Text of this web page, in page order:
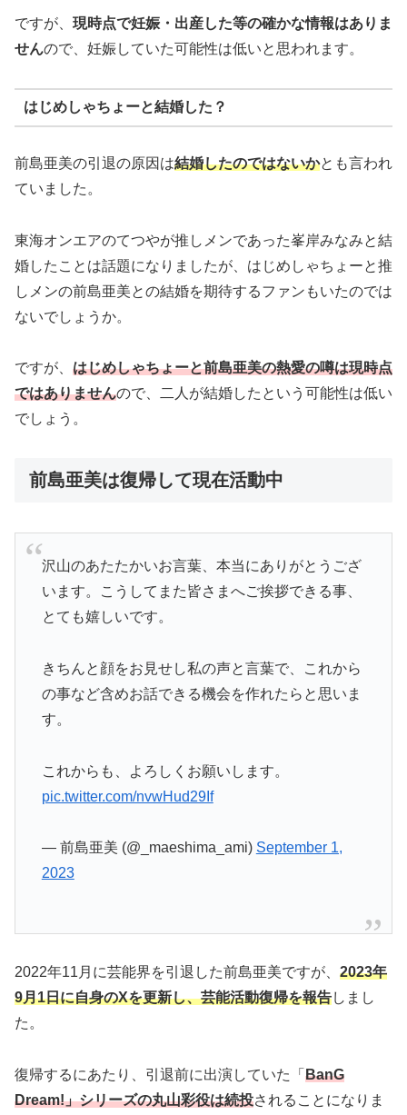
ですが、 現時点で妊娠・出産した等の確かな情報はありま
せんので、妊娠していた可能性は低いと思われます。
はじめしゃちょーと結婚した？
前島亜美の引退の原因は結婚したのではないかとも言われ
ていました。
東海オンエアのてつやが推しメンであった峯岸みなみと結
婚したことは話題になりましたが、はじめしゃちょーと推
しメンの前島亜美との結婚を期待するファンもいたのでは
ないでしょうか。
ですが、 はじめしゃちょーと前島亜美の熱愛の噂は現時点
ではありませんので、二人が結婚したという可能性は低い
でしょう。
前島亜美は復帰して現在活動中
沢山のあたたかいお言葉、本当にありがとうござ
います。こうしてまた皆さまへご挨拶できる事、
とても嬉しいです。
きちんと顔をお見せし私の声と言葉で、これから
の事など含めお話できる機会を作れたらと思いま
す。
これからも、よろしくお願いします。
pic.twitter.com/nvwHud29If
— 前島亜美 (@_maeshima_ami) September 1,
2023
2022年11月に芸能界を引退した前島亜美ですが、 2023年
9月1日に自身のXを更新し、芸能活動復帰を報告しまし
た。
復帰するにあたり、引退前に出演していた「 BanG
Dream!」シリーズの丸山彩役は続投されることになりま